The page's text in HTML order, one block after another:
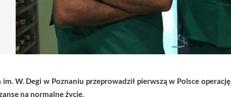
W. Degi w Poznaniu przeprowadził pierwszą w Polsce operację
na normalne życie.